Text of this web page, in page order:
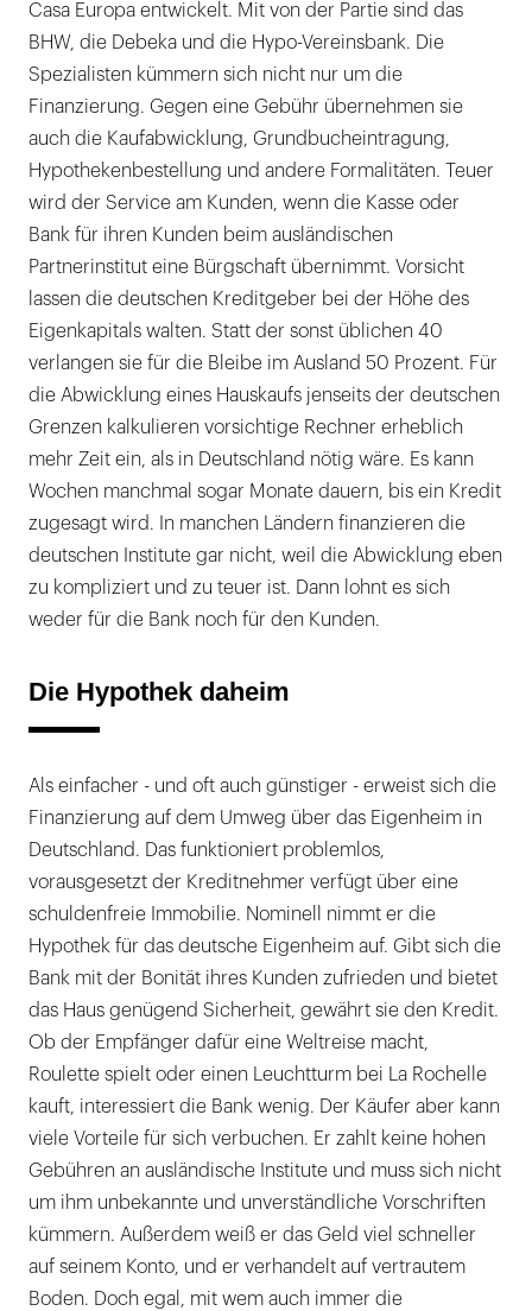
Casa Europa entwickelt. Mit von der Partie sind das
BHW, die Debeka und die Hypo-Vereinsbank. Die
Spezialisten kümmern sich nicht nur um die
Finanzierung. Gegen eine Gebühr übernehmen sie
auch die Kaufabwicklung, Grundbucheintragung,
Hypothekenbestellung und andere Formalitäten. Teuer
wird der Service am Kunden, wenn die Kasse oder
Bank für ihren Kunden beim ausländischen
Partnerinstitut eine Bürgschaft übernimmt. Vorsicht
lassen die deutschen Kreditgeber bei der Höhe des
Eigenkapitals walten. Statt der sonst üblichen 40
verlangen sie für die Bleibe im Ausland 50 Prozent. Für
die Abwicklung eines Hauskaufs jenseits der deutschen
Grenzen kalkulieren vorsichtige Rechner erheblich
mehr Zeit ein, als in Deutschland nötig wäre. Es kann
Wochen manchmal sogar Monate dauern, bis ein Kredit
zugesagt wird. In manchen Ländern finanzieren die
deutschen Institute gar nicht, weil die Abwicklung eben
zu kompliziert und zu teuer ist. Dann lohnt es sich
weder für die Bank noch für den Kunden.
Die Hypothek daheim
Als einfacher - und oft auch günstiger - erweist sich die
Finanzierung auf dem Umweg über das Eigenheim in
Deutschland. Das funktioniert problemlos,
vorausgesetzt der Kreditnehmer verfügt über eine
schuldenfreie Immobilie. Nominell nimmt er die
Hypothek für das deutsche Eigenheim auf. Gibt sich die
Bank mit der Bonität ihres Kunden zufrieden und bietet
das Haus genügend Sicherheit, gewährt sie den Kredit.
Ob der Empfänger dafür eine Weltreise macht,
Roulette spielt oder einen Leuchtturm bei La Rochelle
kauft, interessiert die Bank wenig. Der Käufer aber kann
viele Vorteile für sich verbuchen. Er zahlt keine hohen
Gebühren an ausländische Institute und muss sich nicht
um ihm unbekannte und unverständliche Vorschriften
kümmern. Außerdem weiß er das Geld viel schneller
auf seinem Konto, und er verhandelt auf vertrautem
Boden. Doch egal, mit wem auch immer die